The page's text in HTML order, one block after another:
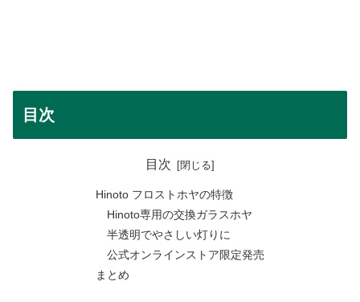
目次
目次
Hinoto フロストホヤの特徴
Hinoto専用の交換ガラスホヤ
半透明でやさしい灯りに
公式オンラインストア限定発売
まとめ